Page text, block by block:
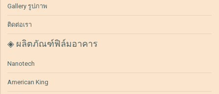
Gallery รูปภาพ
ติดต่อเรา
◈ ผลิตภัณฑ์ฟิล์มอาคาร
Nanotech
American King